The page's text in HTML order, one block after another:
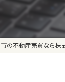
の不動産売買なら株